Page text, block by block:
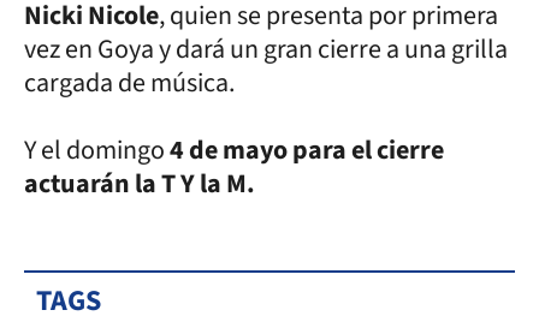
Nicki Nicole, quien se presenta por primera
vez en Goya y dará un gran cierre a una grilla
cargada de música.
Y el domingo4 de mayo para el cierre
actuarán la T Y la M.
TAGS